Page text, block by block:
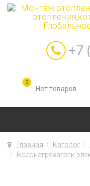
+7
0
Главная Каталог
Водонагреватели